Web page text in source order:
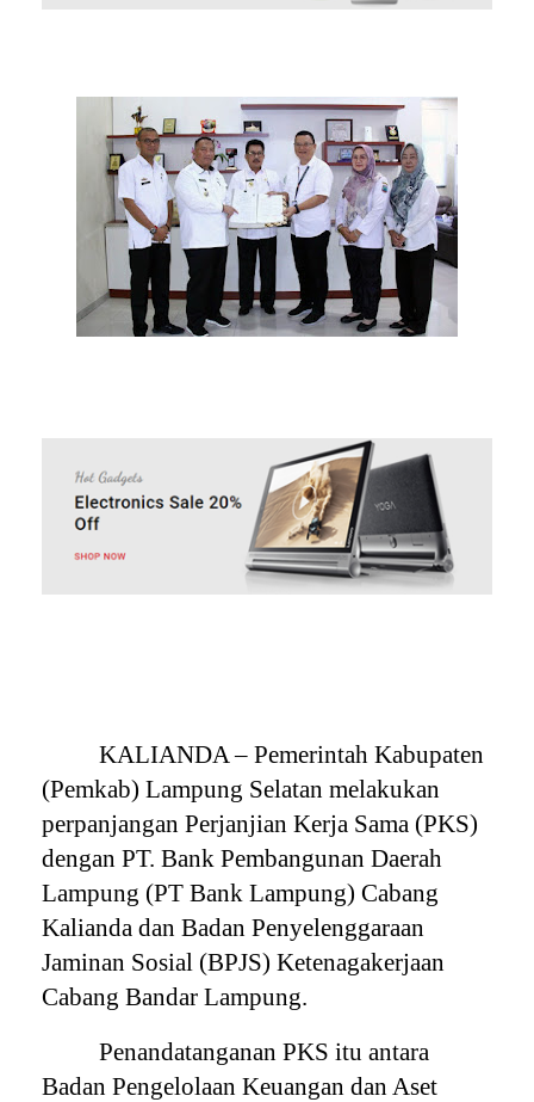
KALIANDA – Pemerintah Kabupaten
(Pemkab) Lampung Selatan melakukan
perpanjangan Perjanjian Kerja Sama (PKS)
dengan PT. Bank Pembangunan Daerah
Lampung (PT Bank Lampung) Cabang
Kalianda dan Badan Penyelenggaraan
Jaminan Sosial (BPJS) Ketenagakerjaan
Cabang Bandar Lampung.
Penandatanganan PKS itu antara
Badan Pengelolaan Keuangan dan Aset